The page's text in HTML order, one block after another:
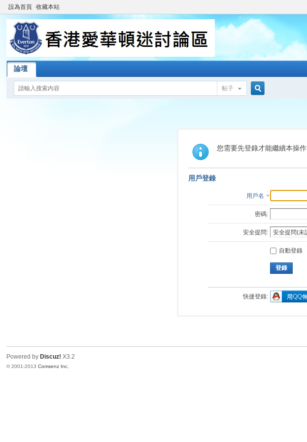
設為首頁 收藏本站
論壇
帖子
索
您需要先登錄才能繼續本操作
用戶登錄
用戶名
密碼:
安全提問:
自動登錄
登錄
快捷登錄:
Powered by Discuz! X3.2
© 2001-2013Comsenz Inc.